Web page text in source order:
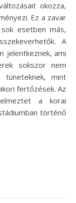
okozza,
Ez a zavar
esetben más,
A
jelentkeznek, ami
sokszor nem
tüneteknek, mint
fertőzések. Az
a korai
történő